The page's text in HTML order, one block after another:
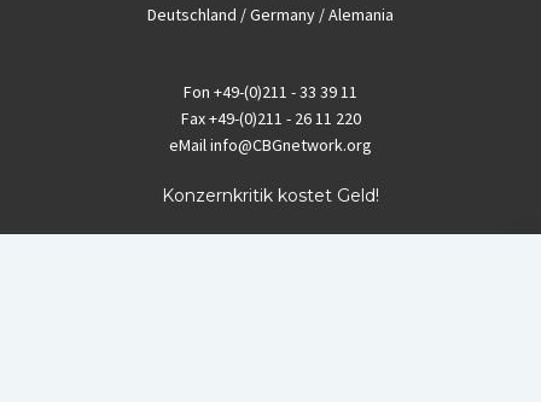
Deutschland / Germany / Alemania
Fon +49-(0)211 - 33 39 11
Fax+49-(0)211 - 26 11 220
eMailinfo@CBGnetwork.org
Konzernkritik kostet Geld!